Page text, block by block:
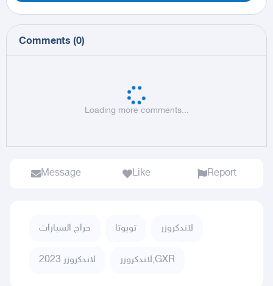
Comments (0)
Loading more comments...
Message Like Report
حراج السيارات تويوتا لاندكروزر
لاندكروزر 2023 لاندكروزر,GXR